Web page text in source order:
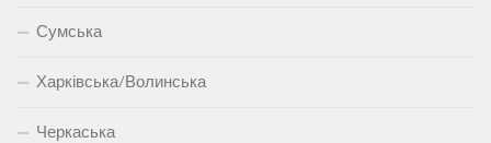
Сумська
Харківська/Волинська
Черкаська